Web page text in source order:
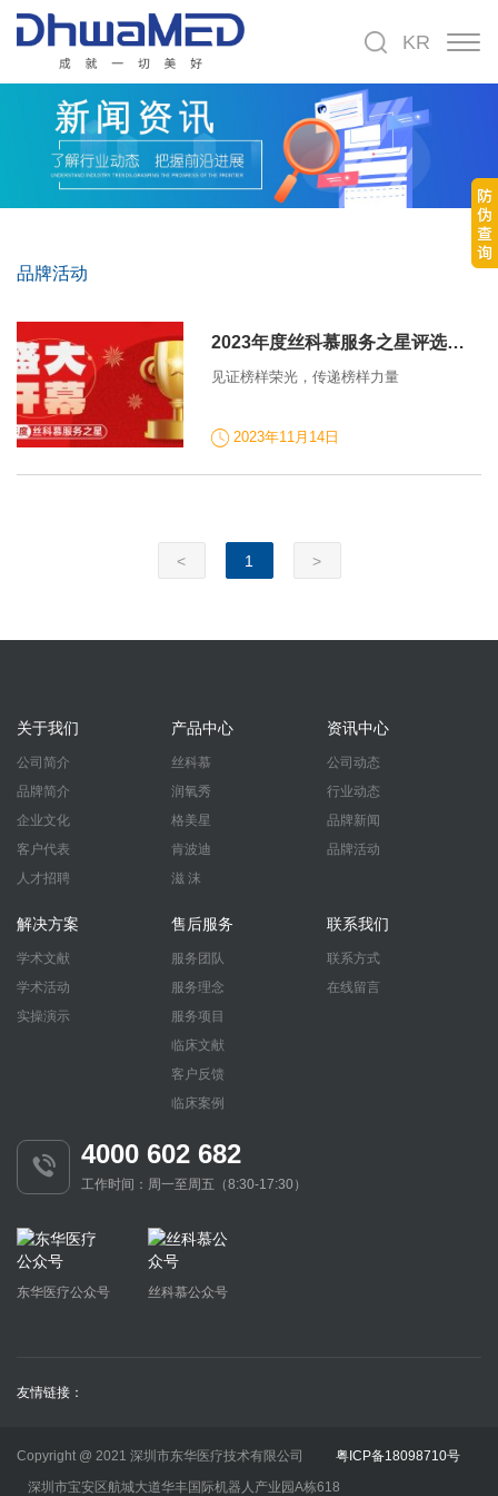
KR
品牌活动
2023年度丝科慕服务之星评选通知
见证榜样荣光，传递榜样力量
2023年11月14日
< 1 >
关于我们
公司简介
品牌简介
企业文化
客户代表
人才招聘
产品中心
丝科慕
润氧秀
格美星
肯波迪
滋 沫
资讯中心
公司动态
行业动态
品牌新闻
品牌活动
解决方案
学术文献
学术活动
实操演示
售后服务
服务团队
服务理念
服务项目
临床文献
客户反馈
临床案例
联系我们
联系方式
在线留言
4000 602 682
工作时间：周一至周五（8:30-17:30）
东华医疗公众号 丝科慕公众号
友情链接：
Copyright @ 2021 深圳市东华医疗技术有限公司
粤ICP备18098710号
深圳市宝安区航城大道华丰国际机器人产业园A栋618